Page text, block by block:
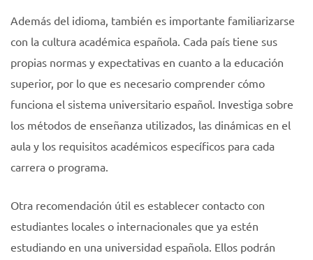
Además del idioma, también es importante familiarizarse
con la cultura académica española. Cada país tiene sus
propias normas y expectativas en cuanto a la educación
superior, por lo que es necesario comprender cómo
funciona el sistema universitario español. Investiga sobre
los métodos de enseñanza utilizados, las dinámicas en el
aula y los requisitos académicos específicos para cada
carrera o programa.
Otra recomendación útil es establecer contacto con
estudiantes locales o internacionales que ya estén
estudiando en una universidad española. Ellos podrán